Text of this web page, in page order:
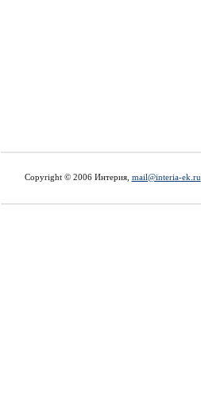
Copyright © 2006 Интерия, mail@interia-ek.ru